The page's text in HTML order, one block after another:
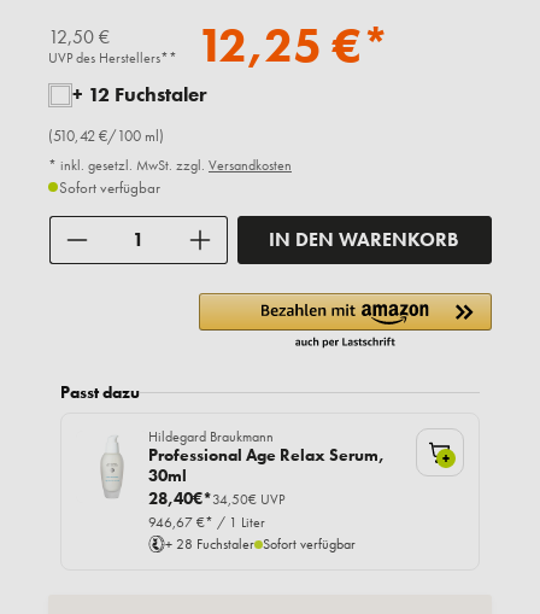
12,50 €
UVP des Herstellers** 12,25 €*
+ 12 Fuchstaler
(510,42 €/100 ml)
* inkl. gesetzl. MwSt. zzgl. Versandkosten
Sofort verfügbar
IN DEN WARENKORB
Passt dazu
Hildegard Braukmann
Professional Age Relax Serum,
30ml
28,40€*34,50€ UVP
946,67 €* / 1 Liter
+ 28 Fuchstaler Sofort verfügbar
+